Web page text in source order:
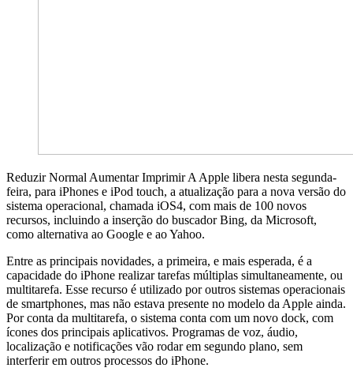
Reduzir Normal Aumentar Imprimir A Apple libera nesta segunda-
feira, para iPhones e iPod touch, a atualização para a nova versão do
sistema operacional, chamada iOS4, com mais de 100 novos
recursos, incluindo a inserção do buscador Bing, da Microsoft,
como alternativa ao Google e ao Yahoo.
Entre as principais novidades, a primeira, e mais esperada, é a
capacidade do iPhone realizar tarefas múltiplas simultaneamente, ou
multitarefa. Esse recurso é utilizado por outros sistemas operacionais
de smartphones, mas não estava presente no modelo da Apple ainda.
Por conta da multitarefa, o sistema conta com um novo dock, com
ícones dos principais aplicativos. Programas de voz, áudio,
localização e notificações vão rodar em segundo plano, sem
interferir em outros processos do iPhone.